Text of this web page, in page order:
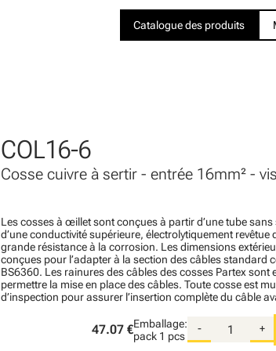
Catalogue des produits
COL16-6
Cosse cuivre à sertir - entrée 16mm² -
Les cosses à œillet sont conçues à partir d’une tube
d’une conductivité supérieure, électrolytiquement revêtue
grande résistance à la corrosion. Les dimensions
conçues pour l’adapter à la section des câbles standard
BS6360. Les rainures des câbles des cosses Partex sont
permettre la mise en place des câbles. Toute cosse est
d’inspection pour assurer l’insertion complète du câble
47.07 €Emballage:
pack 1 pcs
- +